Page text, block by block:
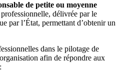
de petite ou moyenne
délivrée par le
par l’État, permettant d’obtenir un
dans le pilotage de
afin de répondre aux